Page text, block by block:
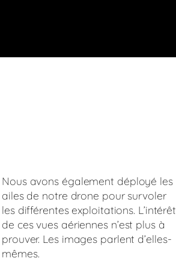
Nous avons également déployé les
ailes de notre drone pour survoler
les différentes exploitations. L’intérêt
de ces vues aériennes n’est plus à
prouver. Les images parlent d’elles-
mêmes.